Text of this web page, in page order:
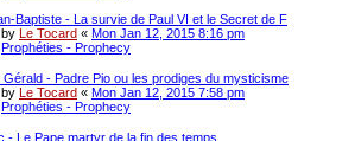
Baptiste - La survie de Paul VI et le Secret de F
by
Le Tocard « Mon Jan 12, 2015 8:16 pm
Prophéties - Prophecy
Gérald - Padre Pio ou les prodiges du mysticisme
by
Le Tocard « Mon Jan 12, 2015 7:58 pm
Prophéties - Prophecy
- Le Pape martyr de la fin des temps